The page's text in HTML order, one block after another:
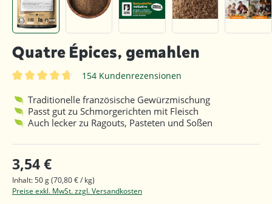
Quatre Épices, gemahlen
154 Kundenrezensionen
Traditionelle französische Gewürzmischung
Passt gut zu Schmorgerichten mit Fleisch
Auch lecker zu Ragouts, Pasteten und Soßen
3,54 €
Inhalt:50 g(70,80 € / kg)
Preise exkl. MwSt. zzgl. Versandkosten